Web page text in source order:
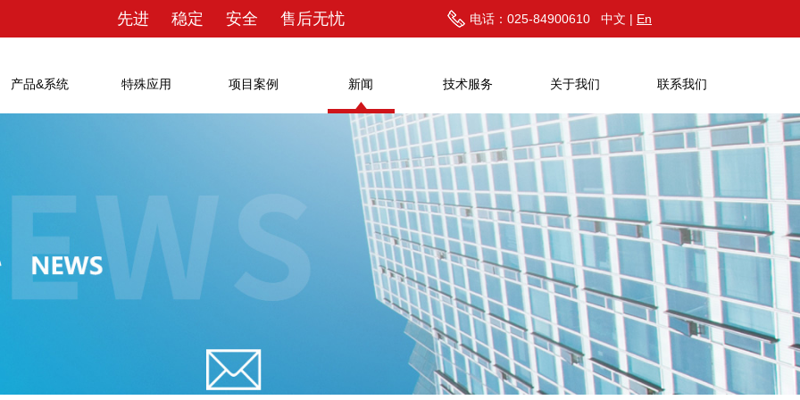
先进 稳定 安全 售后无忧 电话：025-84900610 中文 | En
产品&系统 特殊应用 项目案例 新闻 技术服务 关于我们 联系我们